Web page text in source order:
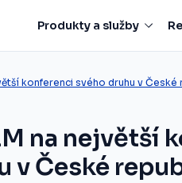
Produkty a služby
konferenci svého druhu v České
na největší
v České